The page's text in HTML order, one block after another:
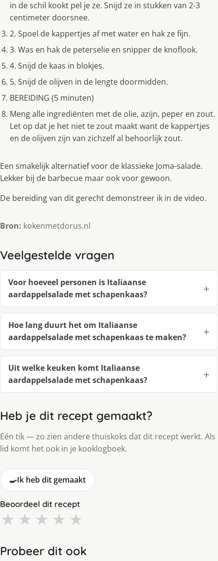
in de schil kookt pel je ze. Snijd ze in stukken van 2-3
centimeter doorsnee.
2. Spoel de kappertjes af met water en hak ze fijn.
3. Was en hak de peterselie en snipper de knoflook.
4. Snijd de kaas in blokjes.
5. Snijd de olijven in de lengte doormidden.
BEREIDING (5 minuten)
Meng alle ingrediënten met de olie, azijn, peper en zout.
Let op dat je het niet te zout maakt want de kappertjes
en de olijven zijn van zichzelf al behoorlijk zout.
Een smakelijk alternatief voor de klassieke Joma-salade.
Lekker bij de barbecue maar ook voor gewoon.
De bereiding van dit gerecht demonstreer ik in de video.
Bron: kokenmetdorus.nl
Veelgestelde vragen
Voor hoeveel personen is Italiaanse
aardappelsalade met schapenkaas?
Hoe lang duurt het om Italiaanse
aardappelsalade met schapenkaas te maken?
Uit welke keuken komt Italiaanse
aardappelsalade met schapenkaas?
Heb je dit recept gemaakt?
Eén tik — zo zien andere thuiskoks dat dit recept werkt. Als
lid komt het ook in je kooklogboek.
🍳Ik heb dit gemaakt
Beoordeel dit recept
★ ★ ★ ★ ★
Probeer dit ook